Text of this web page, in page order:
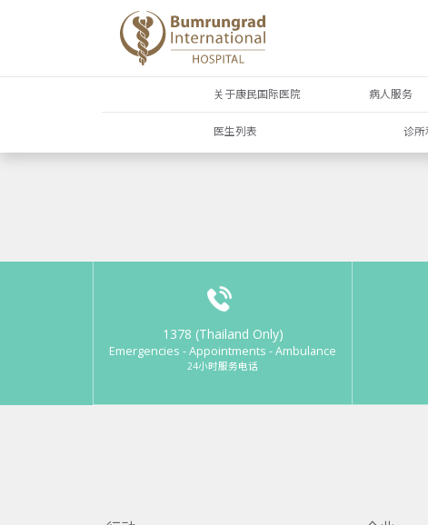
关于康民国际医院 病人服务
医生列表 诊所
1378 (Thailand Only)
Emergencies - Appointments - Ambulance
24小时服务电话